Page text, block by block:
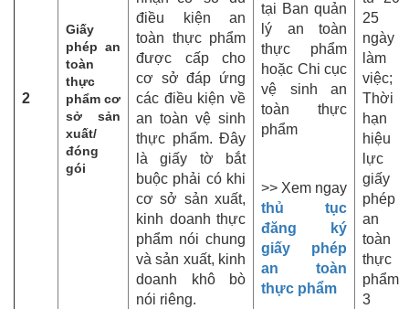
2
Giấy
phép an
toàn
thực
phẩm cơ
sở sản
xuất/
đóng
gói
điều kiện an
toàn thực phẩm
được cấp cho
cơ sở đáp ứng
các điều kiện về
an toàn vệ sinh
thực phẩm. Đây
là giấy tờ bắt
buộc phải có khi
cơ sở sản xuất,
kinh doanh thực
phẩm nói chung
và sản xuất, kinh
doanh khô bò
nói riêng.
tại Ban quản
lý an toàn
thực phẩm
hoặc Chi cục
vệ sinh an
toàn thực
phẩm
>> Xem ngay
thủ tục
đăng ký
giấy phép
an toàn
thực phẩm
25
ngày
làm
việc;
Thời
hạn
hiệu
lực
giấy
phép
an
toàn
thực
phẩm
3